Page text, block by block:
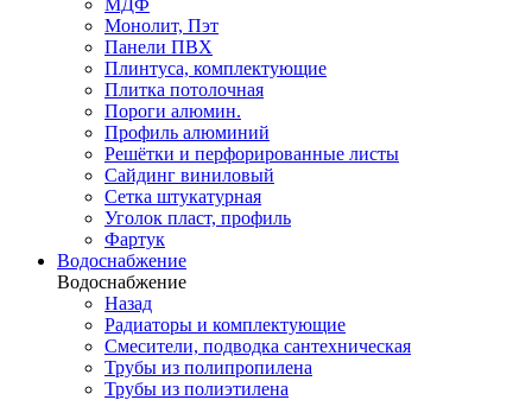
МДФ
Монолит, Пэт
Панели ПВХ
Плинтуса, комплектующие
Плитка потолочная
Пороги алюмин.
Профиль алюминий
Решётки и перфорированные листы
Сайдинг виниловый
Сетка штукатурная
Уголок пласт, профиль
Фартук
Водоснабжение
Водоснабжение
Назад
Радиаторы и комплектующие
Смесители, подводка сантехническая
Трубы из полипропилена
Трубы из полиэтилена